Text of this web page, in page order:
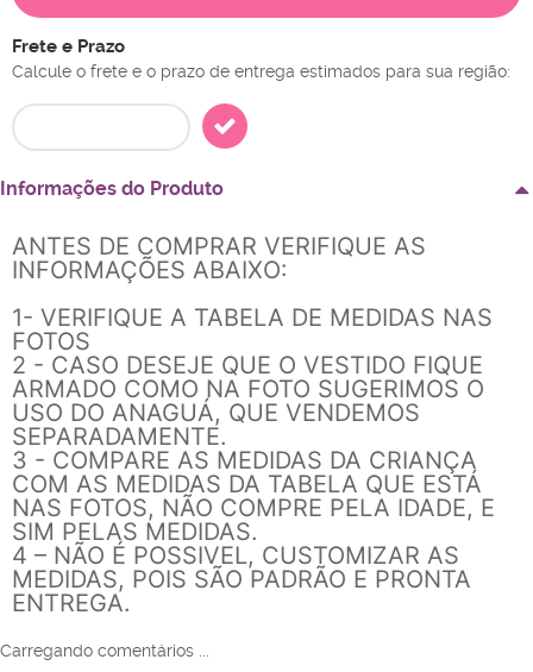
Frete e Prazo
Calcule o frete e o prazo de entrega estimados para sua região:
Informações do Produto
ANTES DE COMPRAR VERIFIQUE AS
INFORMAÇÕES ABAIXO:
1- VERIFIQUE A TABELA DE MEDIDAS NAS
FOTOS
2 - CASO DESEJE QUE O VESTIDO FIQUE
ARMADO COMO NA FOTO SUGERIMOS O
USO DO ANAGUÁ, QUE VENDEMOS
SEPARADAMENTE.
3 - COMPARE AS MEDIDAS DA CRIANÇA
COM AS MEDIDAS DA TABELA QUE ESTÁ
NAS FOTOS, NÃO COMPRE PELA IDADE, E
SIM PELAS MEDIDAS.
4 – NÃO É POSSIVEL, CUSTOMIZAR AS
MEDIDAS, POIS SÃO PADRÃO E PRONTA
ENTREGA.
Carregando comentários ...